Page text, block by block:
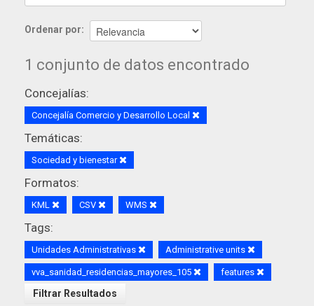
Ordenar por
1 conjunto de datos encontrado
Concejalías:
Concejalía Comercio y Desarrollo Local
Temáticas:
Sociedad y bienestar
Formatos:
KML CSV WMS
Tags:
Unidades Administrativas Administrative units
vva_sanidad_residencias_mayores_105 features
Filtrar Resultados